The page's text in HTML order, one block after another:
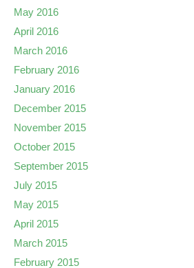
May 2016
April 2016
March 2016
February 2016
January 2016
December 2015
November 2015
October 2015
September 2015
July 2015
May 2015
April 2015
March 2015
February 2015